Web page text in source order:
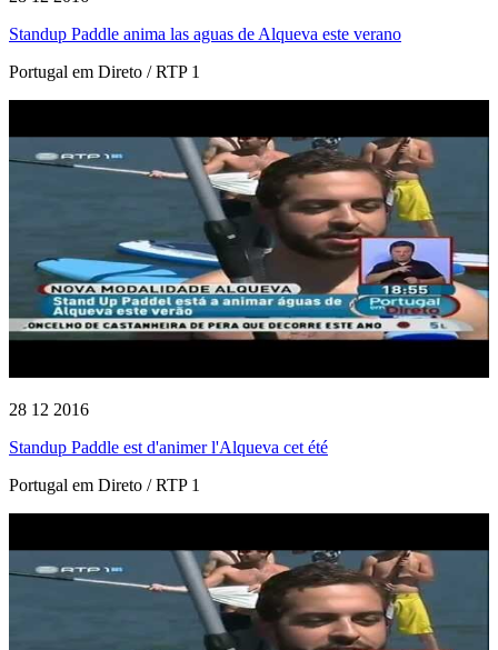
Standup Paddle anima las aguas de Alqueva este verano
Portugal em Direto / RTP 1
28 12 2016
Standup Paddle est d'animer l'Alqueva cet été
Portugal em Direto / RTP 1